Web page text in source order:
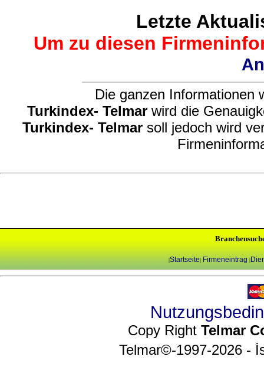
Letzte
Um zu diesen
Die ganzen Informationen
Turkindex- Telmar wird die
Turkindex- Telmar soll jedoch wird
|Startseite| Firmeneintrag |
Copy Right Telmar
Telmar©-1997-2026 -